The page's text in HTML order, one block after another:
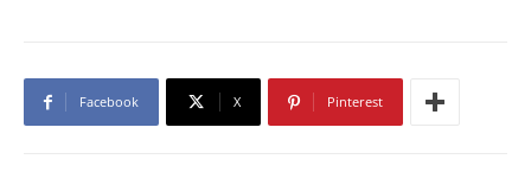
Facebook X Pinterest